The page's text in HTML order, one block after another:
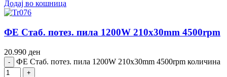
Додај во кошница
ФЕ Стаб. потез. пила 1200W 210x30mm 4500rpm
20.990 ден
ФЕ Стаб. потез. пила 1200W 210x30mm 4500rpm количина